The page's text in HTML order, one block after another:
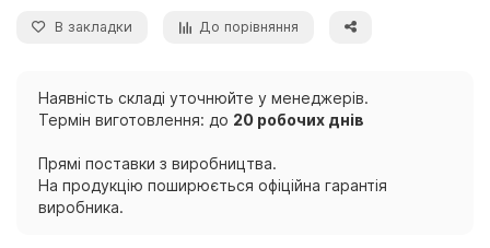
В закладки До порівняння
Наявність складі уточнюйте у менеджерів.
Термін виготовлення: до 20 робочих днів
Прямі поставки з виробництва.
На продукцію поширюється офіційна гарантія
виробника.